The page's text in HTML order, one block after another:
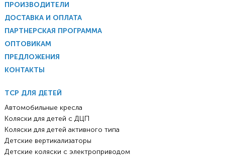
ПРОИЗВОДИТЕЛИ
ДОСТАВКА И ОПЛАТА
ПАРТНЕРСКАЯ ПРОГРАММА
ОПТОВИКАМ
ПРЕДЛОЖЕНИЯ
КОНТАКТЫ
ТСР ДЛЯ ДЕТЕЙ
Автомобильные кресла
Коляски для детей с ДЦП
Коляски для детей активного типа
Детские вертикализаторы
Детские коляски с электроприводом